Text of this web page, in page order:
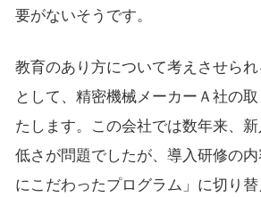
要がないそうです。
教育のあり方について考えさせら
として、精密機械メーカーＡ社の
たします。この会社では数年来、
低さが問題でしたが、導入研修の
にこだわったプログラム」に切り